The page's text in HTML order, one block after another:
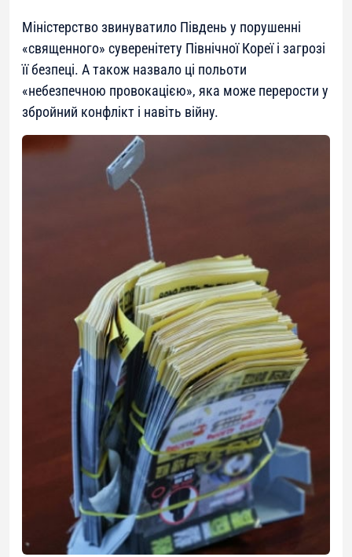
Міністерство звинуватило Південь у порушенні
«священного» суверенітету Північної Кореї і загрозі
її безпеці. А також назвало ці польоти
«небезпечною провокацією», яка може перерости у
збройний конфлікт і навіть війну.